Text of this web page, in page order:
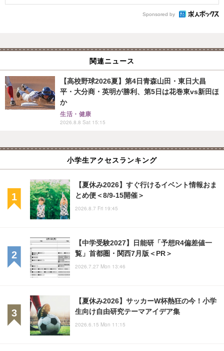
Sponsored by
関連ニュース
【高校野球2026夏】第4日青森山田・東日大昌
平・大分商・英明が勝利、第5日は花巻東vs新田ほ
か
生活・健康
2026.8.8 Sat 15:15
小学生アクセスランキング
【夏休み2026】すぐ行けるイベント情報おま
とめ便＜8/9-15開催＞
2026.8.7 Fri 19:45
【中学受験2027】日能研「予想R4偏差値一
覧」首都圏・関西7月版＜PR＞
2026.7.27 Mon 13:46
【夏休み2026】サッカーW杯熱狂の今！小学
生向け自由研究テーマアイデア集
2026.6.15 Mon 11:15